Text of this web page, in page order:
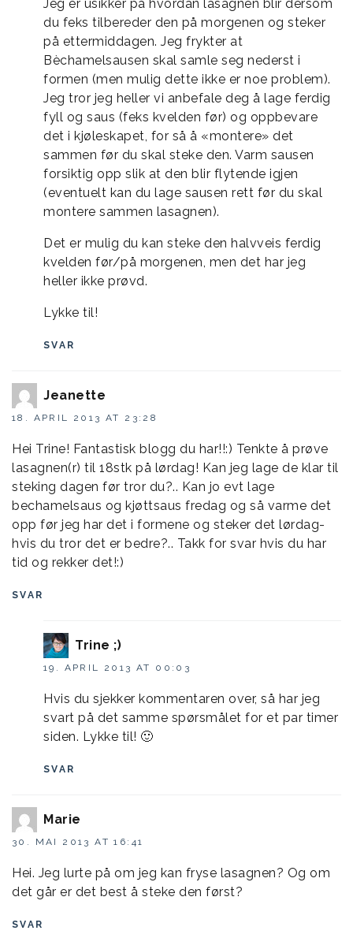
Jeg er usikker på hvordan lasagnen blir dersom
du feks tilbereder den på morgenen og steker
på ettermiddagen. Jeg frykter at
Bèchamelsausen skal samle seg nederst i
formen (men mulig dette ikke er noe problem).
Jeg tror jeg heller vi anbefale deg å lage ferdig
fyll og saus (feks kvelden før) og oppbevare
det i kjøleskapet, for så å «montere» det
sammen før du skal steke den. Varm sausen
forsiktig opp slik at den blir flytende igjen
(eventuelt kan du lage sausen rett før du skal
montere sammen lasagnen).
Det er mulig du kan steke den halvveis ferdig
kvelden før/på morgenen, men det har jeg
heller ikke prøvd.
Lykke til!
SVAR
Jeanette
18. APRIL 2013 AT 23:28
Hei Trine! Fantastisk blogg du har!!:) Tenkte å prøve
lasagnen(r) til 18stk på lørdag! Kan jeg lage de klar til
steking dagen før tror du?.. Kan jo evt lage
bechamelsaus og kjøttsaus fredag og så varme det
opp før jeg har det i formene og steker det lørdag-
hvis du tror det er bedre?.. Takk for svar hvis du har
tid og rekker det!:)
SVAR
Trine ;)
19. APRIL 2013 AT 00:03
Hvis du sjekker kommentaren over, så har jeg
svart på det samme spørsmålet for et par timer
siden. Lykke til! 🙂
SVAR
Marie
30. MAI 2013 AT 16:41
Hei. Jeg lurte på om jeg kan fryse lasagnen? Og om
det går er det best å steke den først?
SVAR